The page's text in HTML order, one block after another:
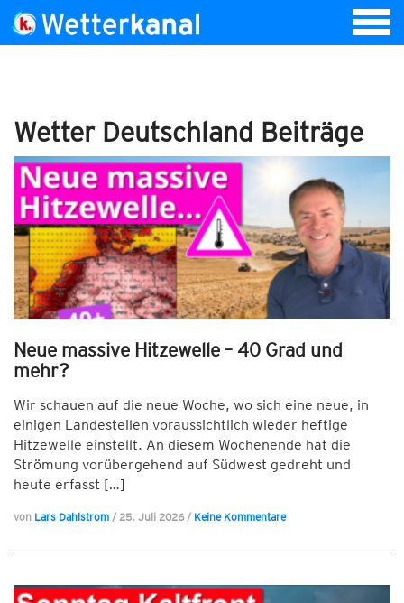
Wetter Deutschland Beiträge
Neue massive Hitzewelle – 40 Grad und
mehr?
Wir schauen auf die neue Woche, wo sich eine neue, in
einigen Landesteilen voraussichtlich wieder heftige
Hitzewelle einstellt. An diesem Wochenende hat die
Strömung vorübergehend auf Südwest gedreht und
heute erfasst […]
von Lars Dahlstrom / 25. Juli 2026/ Keine Kommentare